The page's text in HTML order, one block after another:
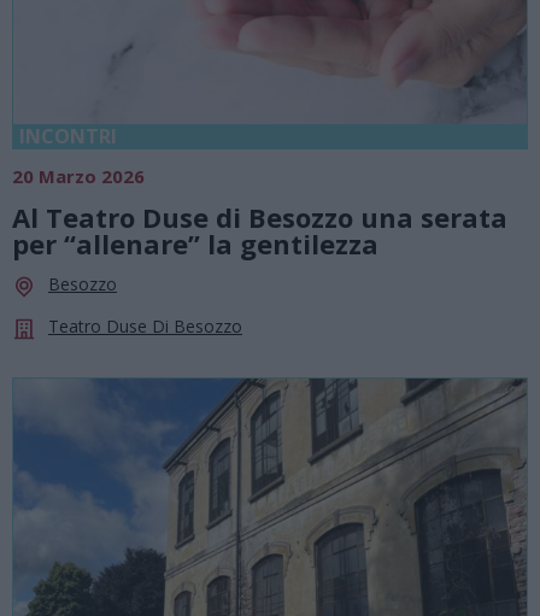
INCONTRI
20 Marzo 2026
Al Teatro Duse di Besozzo una serata
per “allenare” la gentilezza
Besozzo
Teatro Duse Di Besozzo